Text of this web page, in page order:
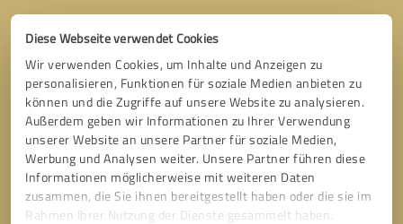
Diese Webseite verwendet Cookies
Wir verwenden Cookies, um Inhalte und Anzeigen zu
personalisieren, Funktionen für soziale Medien anbieten zu
können und die Zugriffe auf unsere Website zu analysieren.
Außerdem geben wir Informationen zu Ihrer Verwendung
unserer Website an unsere Partner für soziale Medien,
Werbung und Analysen weiter. Unsere Partner führen diese
Informationen möglicherweise mit weiteren Daten
zusammen, die Sie ihnen bereitgestellt haben oder die sie im
Rahmen Ihrer Nutzung der Dienste gesammelt haben.